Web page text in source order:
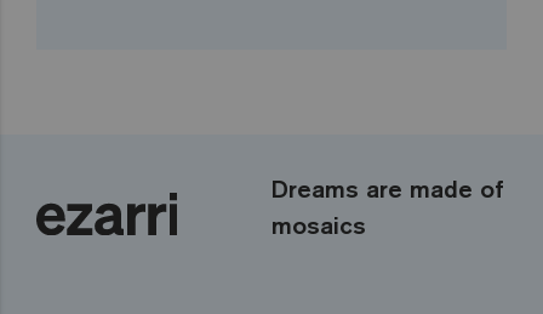
Dreams are made of
mosaics